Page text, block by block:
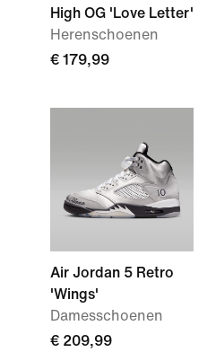
High OG 'Love Letter'
Herenschoenen
€ 179,99
Air Jordan 5 Retro
'Wings'
Damesschoenen
€ 209,99